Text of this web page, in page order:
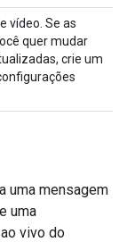
vídeo. Se as
quer mudar
crie um
uma mensagem
uma
vivo do